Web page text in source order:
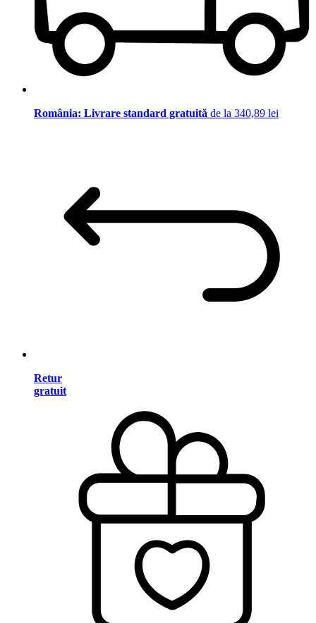
România: Livrare standard gratuită de la 340,89 lei
Retur
gratuit